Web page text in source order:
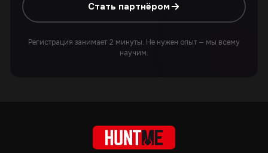
Стать партнёром
Регистрация занимает 2 минуты. Не нужен опыт — мы всему
научим.